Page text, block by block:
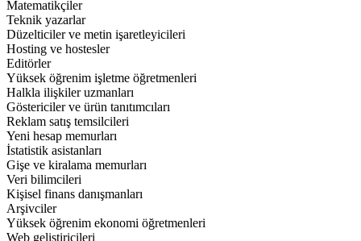
Matematikçiler
Teknik yazarlar
Düzelticiler ve metin işaretleyicileri
Hosting ve hostesler
Editörler
Yüksek öğrenim işletme öğretmenleri
Halkla ilişkiler uzmanları
Göstericiler ve ürün tanıtımcıları
Reklam satış temsilcileri
Yeni hesap memurları
İstatistik asistanları
Gişe ve kiralama memurları
Veri bilimcileri
Kişisel finans danışmanları
Arşivciler
Yüksek öğrenim ekonomi öğretmenleri
Web geliştiricileri